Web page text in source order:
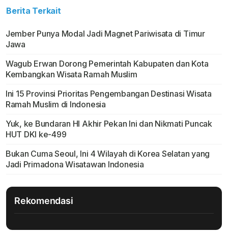
Berita Terkait
Jember Punya Modal Jadi Magnet Pariwisata di Timur
Jawa
Wagub Erwan Dorong Pemerintah Kabupaten dan Kota
Kembangkan Wisata Ramah Muslim
Ini 15 Provinsi Prioritas Pengembangan Destinasi Wisata
Ramah Muslim di Indonesia
Yuk, ke Bundaran HI Akhir Pekan Ini dan Nikmati Puncak
HUT DKI ke-499
Bukan Cuma Seoul, Ini 4 Wilayah di Korea Selatan yang
Jadi Primadona Wisatawan Indonesia
Rekomendasi